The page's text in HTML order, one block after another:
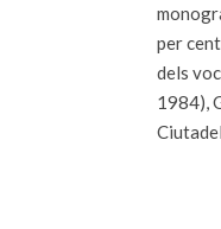
per
dels
1984),